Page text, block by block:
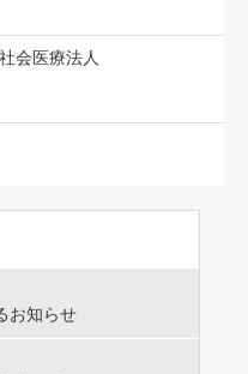
会医療法人
お知らせ